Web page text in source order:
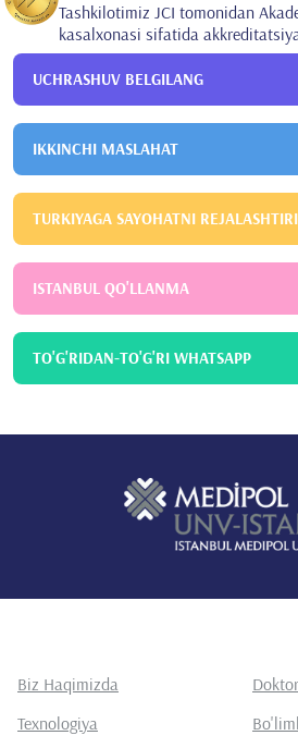
Tashkilotimiz JCI tomonidan
kasalxonasi sifatida
UCHRASHUV BELGILANG
IKKINCHI MASLAHAT
TURKIYAGA SAYOHATNI
ISTANBUL QO'LLANMA
TO'G'RIDAN-TO'G'RI WHATSAPP
Biz Haqimizda
Texnologiya